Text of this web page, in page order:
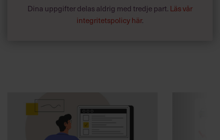
Dina uppgifter delas aldrig med tredje part. Läs vår
integritetspolicy här.